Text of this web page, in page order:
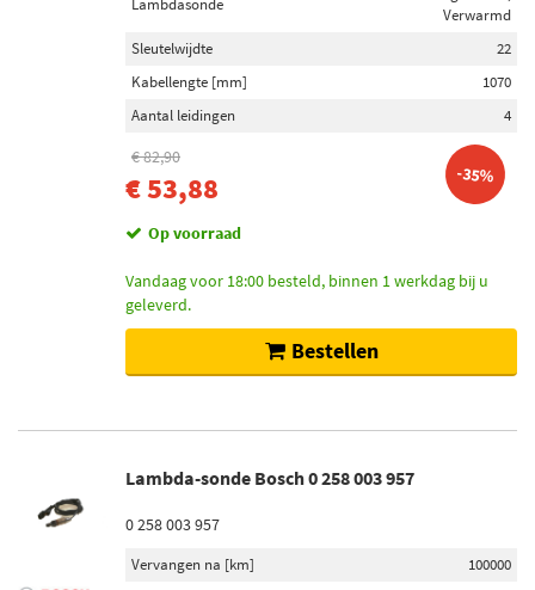
Lambdasonde
Verwarmd
Sleutelwijdte
22
Kabellengte [mm]
1070
Aantal leidingen
4
€ 82,90
€ 53,88 -35%
Op voorraad
Vandaag voor 18:00 besteld, binnen 1 werkdag bij u
geleverd.
Bestellen
Lambda-sonde Bosch 0 258 003 957
0 258 003 957
Vervangen na [km]
100000